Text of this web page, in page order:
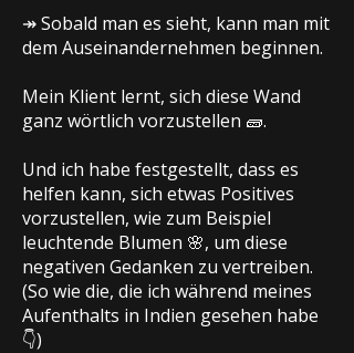
↠ Sobald man es sieht, kann man mit
dem Auseinandernehmen beginnen.
Mein Klient lernt, sich diese Wand
ganz wörtlich vorzustellen 🧱.
Und ich habe festgestellt, dass es
helfen kann, sich etwas Positives
vorzustellen, wie zum Beispiel
leuchtende Blumen 🌸, um diese
negativen Gedanken zu vertreiben.
(So wie die, die ich während meines
Aufenthalts in Indien gesehen habe
👇)